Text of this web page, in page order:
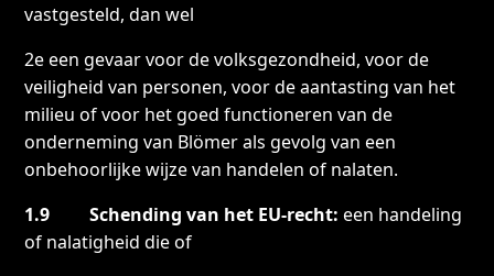
vastgesteld, dan wel
2e een gevaar voor de volksgezondheid, voor de
veiligheid van personen, voor de aantasting van het
milieu of voor het goed functioneren van de
onderneming van Blömer als gevolg van een
onbehoorlijke wijze van handelen of nalaten.
1.9 Schending van het EU-recht: een handeling
of nalatigheid die of